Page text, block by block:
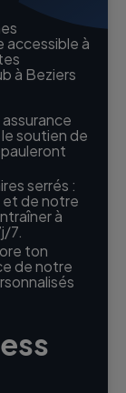
accessible à
à Beziers
soutien de
serrés :
et de notre
à
7.
ton
de notre